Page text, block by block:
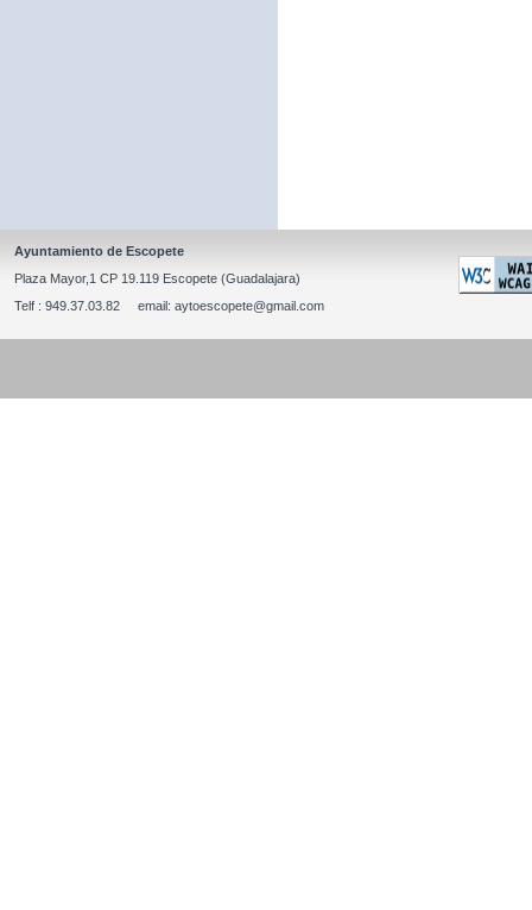
Ayuntamiento de Escopete
Plaza Mayor,1 CP 19.119 Escopete (Guadalajara)
Telf : 949.37.03.82 email: aytoescopete@gmail.com